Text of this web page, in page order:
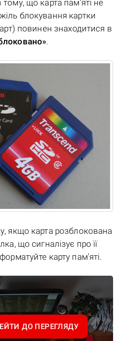
що карта пам'яті не
блокування картки
повинен знаходитися в
.
якщо карта розблокована
що сигналізує про її
карту пам'яті.
ДО ПЕРЕГЛЯДУ